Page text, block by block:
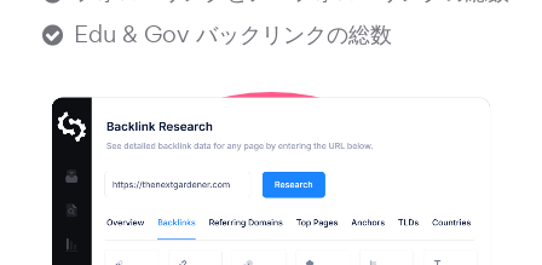
Edu & Gov バックリンクの総数